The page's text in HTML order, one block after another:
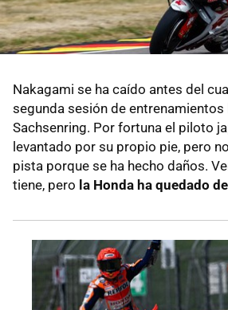
Nakagami se ha caído antes del
segunda sesión de entrenamientos
Sachsenring. Por fortuna el piloto
levantado por su propio pie, pero
pista porque se ha hecho daños.
tiene, pero la Honda ha quedado